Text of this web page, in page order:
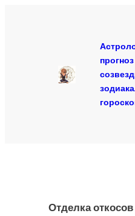
Отделка